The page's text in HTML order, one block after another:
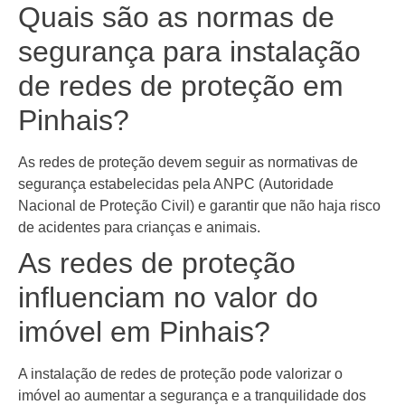
Quais são as normas de
segurança para instalação
de redes de proteção em
Pinhais?
As redes de proteção devem seguir as normativas de
segurança estabelecidas pela ANPC (Autoridade
Nacional de Proteção Civil) e garantir que não haja risco
de acidentes para crianças e animais.
As redes de proteção
influenciam no valor do
imóvel em Pinhais?
A instalação de redes de proteção pode valorizar o
imóvel ao aumentar a segurança e a tranquilidade dos